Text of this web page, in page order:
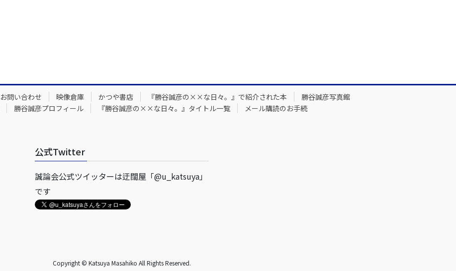
お問い合わせ 映像倉庫 かつや書店 『勝谷誠彦の××な日々。』で紹介された本
勝谷誠彦写真館
勝谷誠彦プロフィール 『勝谷誠彦の××な日々。』タイトル一覧
メール購読のお手続
公式Twitter
誠論会公式ツイッターは迂闊屋「@u_katsuya」
です
Copyright © Katsuya Masahiko All Rights Reserved.